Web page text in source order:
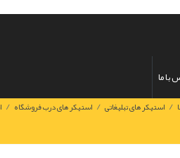
با ما
/ استیکر های تبلیغاتی / استیکر های درب فروشگاه /